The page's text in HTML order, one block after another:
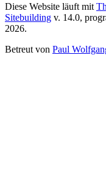
Diese Website läuft mit
Sitebuilding v. 14.0,
2026.
Betreut von Paul